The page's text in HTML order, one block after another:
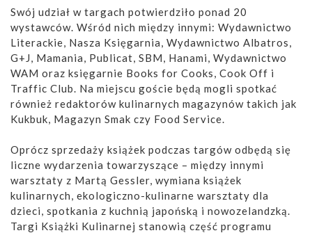
Swój udział w targach potwierdziło ponad 20
wystawców. Wśród nich między innymi: Wydawnictwo
Literackie, Nasza Księgarnia, Wydawnictwo Albatros,
G+J, Mamania, Publicat, SBM, Hanami, Wydawnictwo
WAM oraz księgarnie Books for Cooks, Cook Off i
Traffic Club. Na miejscu goście będą mogli spotkać
również redaktorów kulinarnych magazynów takich jak
Kukbuk, Magazyn Smak czy Food Service.
Oprócz sprzedaży książek podczas targów odbędą się
liczne wydarzenia towarzyszące – między innymi
warsztaty z Martą Gessler, wymiana książek
kulinarnych, ekologiczno-kulinarne warsztaty dla
dzieci, spotkania z kuchnią japońską i nowozelandzką.
Targi Książki Kulinarnej stanowią część programu